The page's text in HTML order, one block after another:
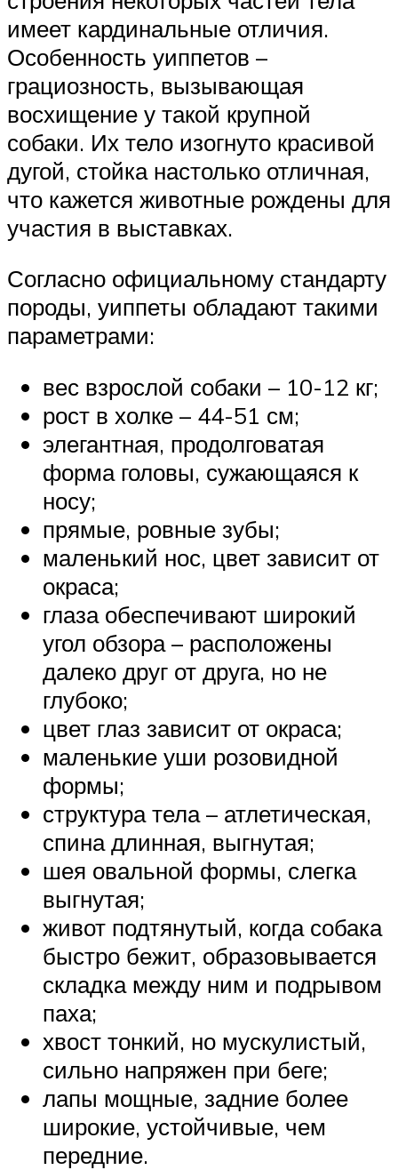
имеет кардинальные отличия.
Особенность уиппетов –
грациозность, вызывающая
восхищение у такой крупной
собаки. Их тело изогнуто красивой
дугой, стойка настолько отличная,
что кажется животные рождены для
участия в выставках.
Согласно официальному стандарту
породы, уиппеты обладают такими
параметрами:
вес взрослой собаки – 10-12 кг;
рост в холке – 44-51 см;
элегантная, продолговатая
форма головы, сужающаяся к
носу;
прямые, ровные зубы;
маленький нос, цвет зависит от
окраса;
глаза обеспечивают широкий
угол обзора – расположены
далеко друг от друга, но не
глубоко;
цвет глаз зависит от окраса;
маленькие уши розовидной
формы;
структура тела – атлетическая,
спина длинная, выгнутая;
шея овальной формы, слегка
выгнутая;
живот подтянутый, когда собака
быстро бежит, образовывается
складка между ним и подрывом
паха;
хвост тонкий, но мускулистый,
сильно напряжен при беге;
лапы мощные, задние более
широкие, устойчивые, чем
передние.